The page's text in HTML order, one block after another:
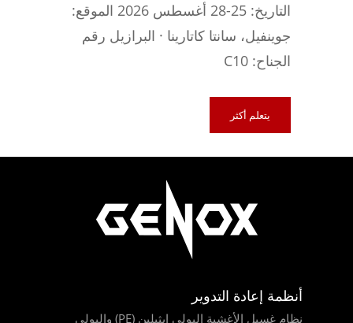
التاريخ: 25-28 أغسطس 2026 الموقع:
جوينفيل، سانتا كاتارينا · البرازيل رقم
الجناح: C10
يتعلم أكثر
أنظمة إعادة التدوير
نظام غسيل الأغشية البولي ايثيلين (PE) والبولي